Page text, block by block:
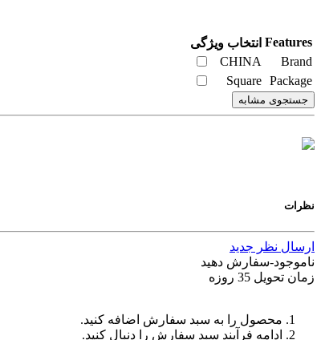
Features انتخاب ویژگی
Brand
CHINA
Package
Square
جستجوی مشابه
نظرات
ارسال نظر جدید
ناموجود-سفارش دهید
زمان تحویل 35 روزه
محصول را به سبد سفارش اضافه کنید.
ادامه فرآیند سبد سفارش را دنبال کنید.